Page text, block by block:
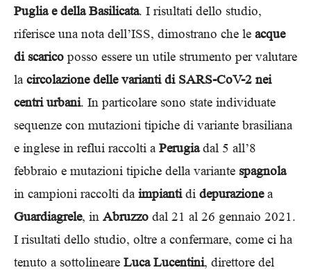
Puglia e della Basilicata. I risultati dello studio,
riferisce una nota dell’ISS, dimostrano che le acque
di scarico posso essere un utile strumento per valutare
lacircolazione delle varianti di SARS-CoV-2 nei
centri urbani. In particolare sono state individuate
sequenze con mutazioni tipiche di variante brasiliana
e inglese in reflui raccolti aPerugiadal 5 all’8
febbraio e mutazioni tipiche della variante spagnola
in campioni raccolti daimpiantidi depurazionea
Guardiagrele, in Abruzzo dal 21 al 26 gennaio 2021.
I risultati dello studio, oltre a confermare, come ci ha
tenuto a sottolineare Luca Lucentini, direttore del